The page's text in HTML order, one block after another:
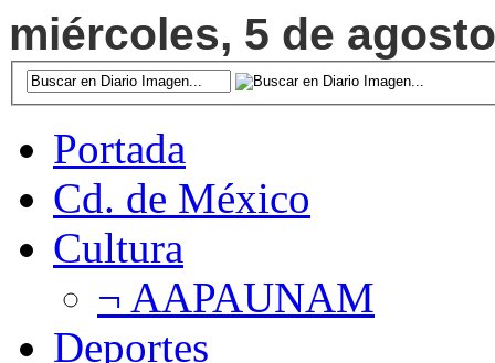
miércoles, 5 de
Portada
Cd. de México
Cultura
¬ AAPAUNAM
Deportes